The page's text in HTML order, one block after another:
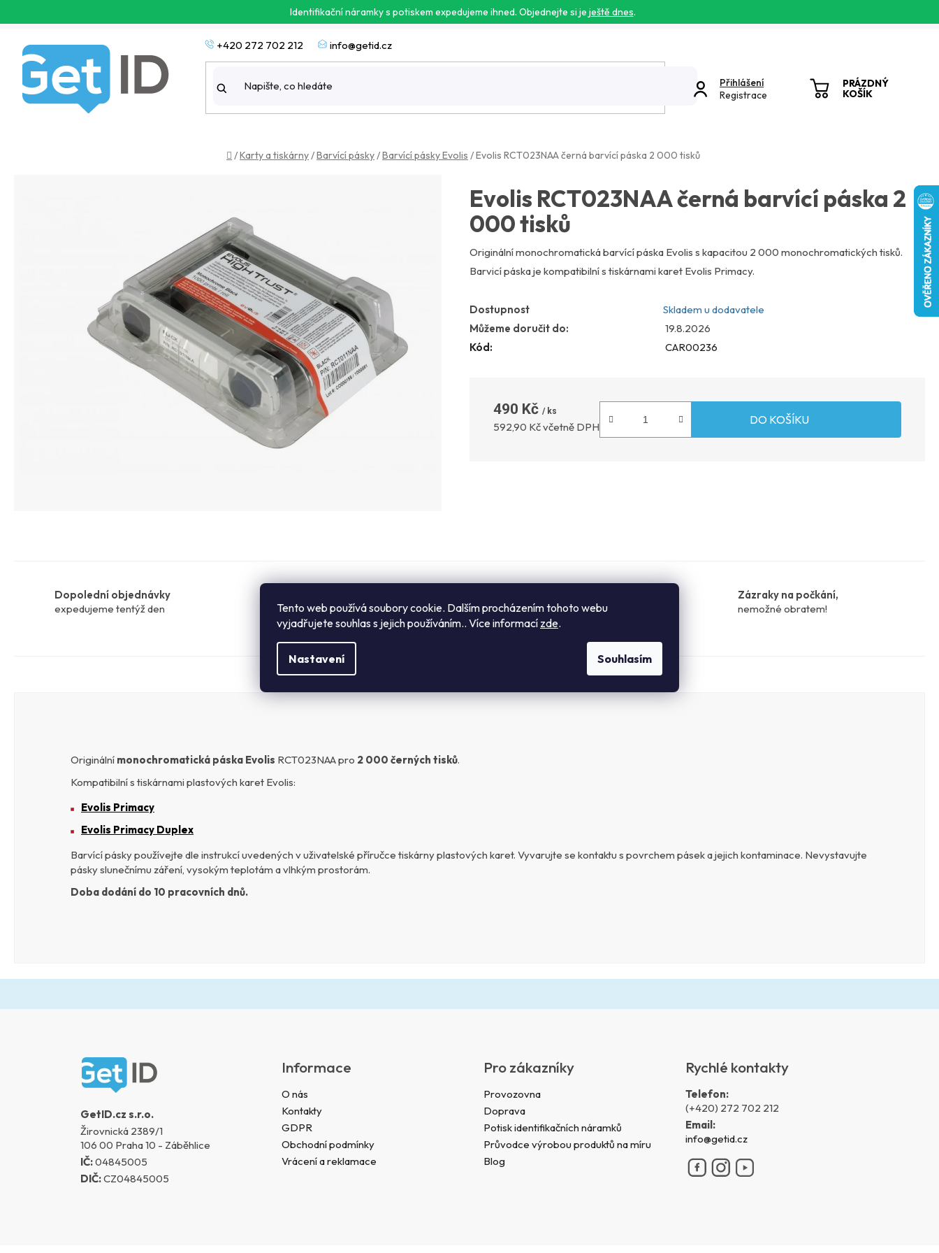
Tento web používá soubory cookie. Dalším procházením tohoto webu
vyjadřujete souhlas s jejich používáním.. Více informací zde.
Nastavení Souhlasím
Identifikační náramky s potiskem expedujeme ihned. Objednejte si je ještě dnes.
+420 272 702 212 info@getid.cz
Přihlášení
Registrace
PRÁZDNÝ
KOŠÍK
Domů
/Karty a tiskárny/Barvící pásky/Barvící pásky Evolis /Evolis RCT023NAA černá barvící páska 2 000 tisků
Evolis RCT023NAA černá barvící páska 2
000 tisků
Originální monochromatická barvící páska Evolis s kapacitou 2 000 monochromatických tisků.
Barvicí páska je kompatibilní s tiskárnami karet Evolis Primacy.
Dostupnost
Skladem u dodavatele
Můžeme doručit do:
19.8.2026
Kód:
CAR00236
490 Kč
592,90 Kč včetně DPH Měrná cena: DO KOŠÍKU
Dopolední objednávky
expedujeme tentýž den
na provozovně, Praha 10
K nám se vždy dovoláte!
Zázraky na počkání,
nemožné obratem!
Originální monochromatická páska Evolis RCT023NAA pro 2 000 černých tisků.
Kompatibilní s tiskárnami plastových karet Evolis:
Evolis Primacy
Evolis Primacy Duplex
Barvící pásky používejte dle instrukcí uvedených v uživatelské příručce tiskárny plastových karet. Vyvarujte se kontaktu s povrchem pásek a jejich kontaminace. Nevystavujte
pásky slunečnímu záření, vysokým teplotám a vlhkým prostorám.
Doba dodání do 10 pracovních dnů.
GetID.cz s.r.o.
Žirovnická 2389/1
106 00 Praha 10 - Záběhlice
IČ:04845005
DIČ:CZ04845005
Informace
O nás
Kontakty
GDPR
Obchodní podmínky
Vrácení a reklamace
Pro zákazníky
Provozovna
Doprava
Potisk identifikačních náramků
Průvodce výrobou produktů na míru
Blog
Rychlé kontakty
Telefon:
(+420) 272 702 212
Email:
info@getid.cz